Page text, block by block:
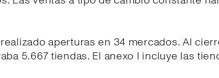
aperturas en 34 mercados. Al
5.667 tiendas. El anexo I incluye las